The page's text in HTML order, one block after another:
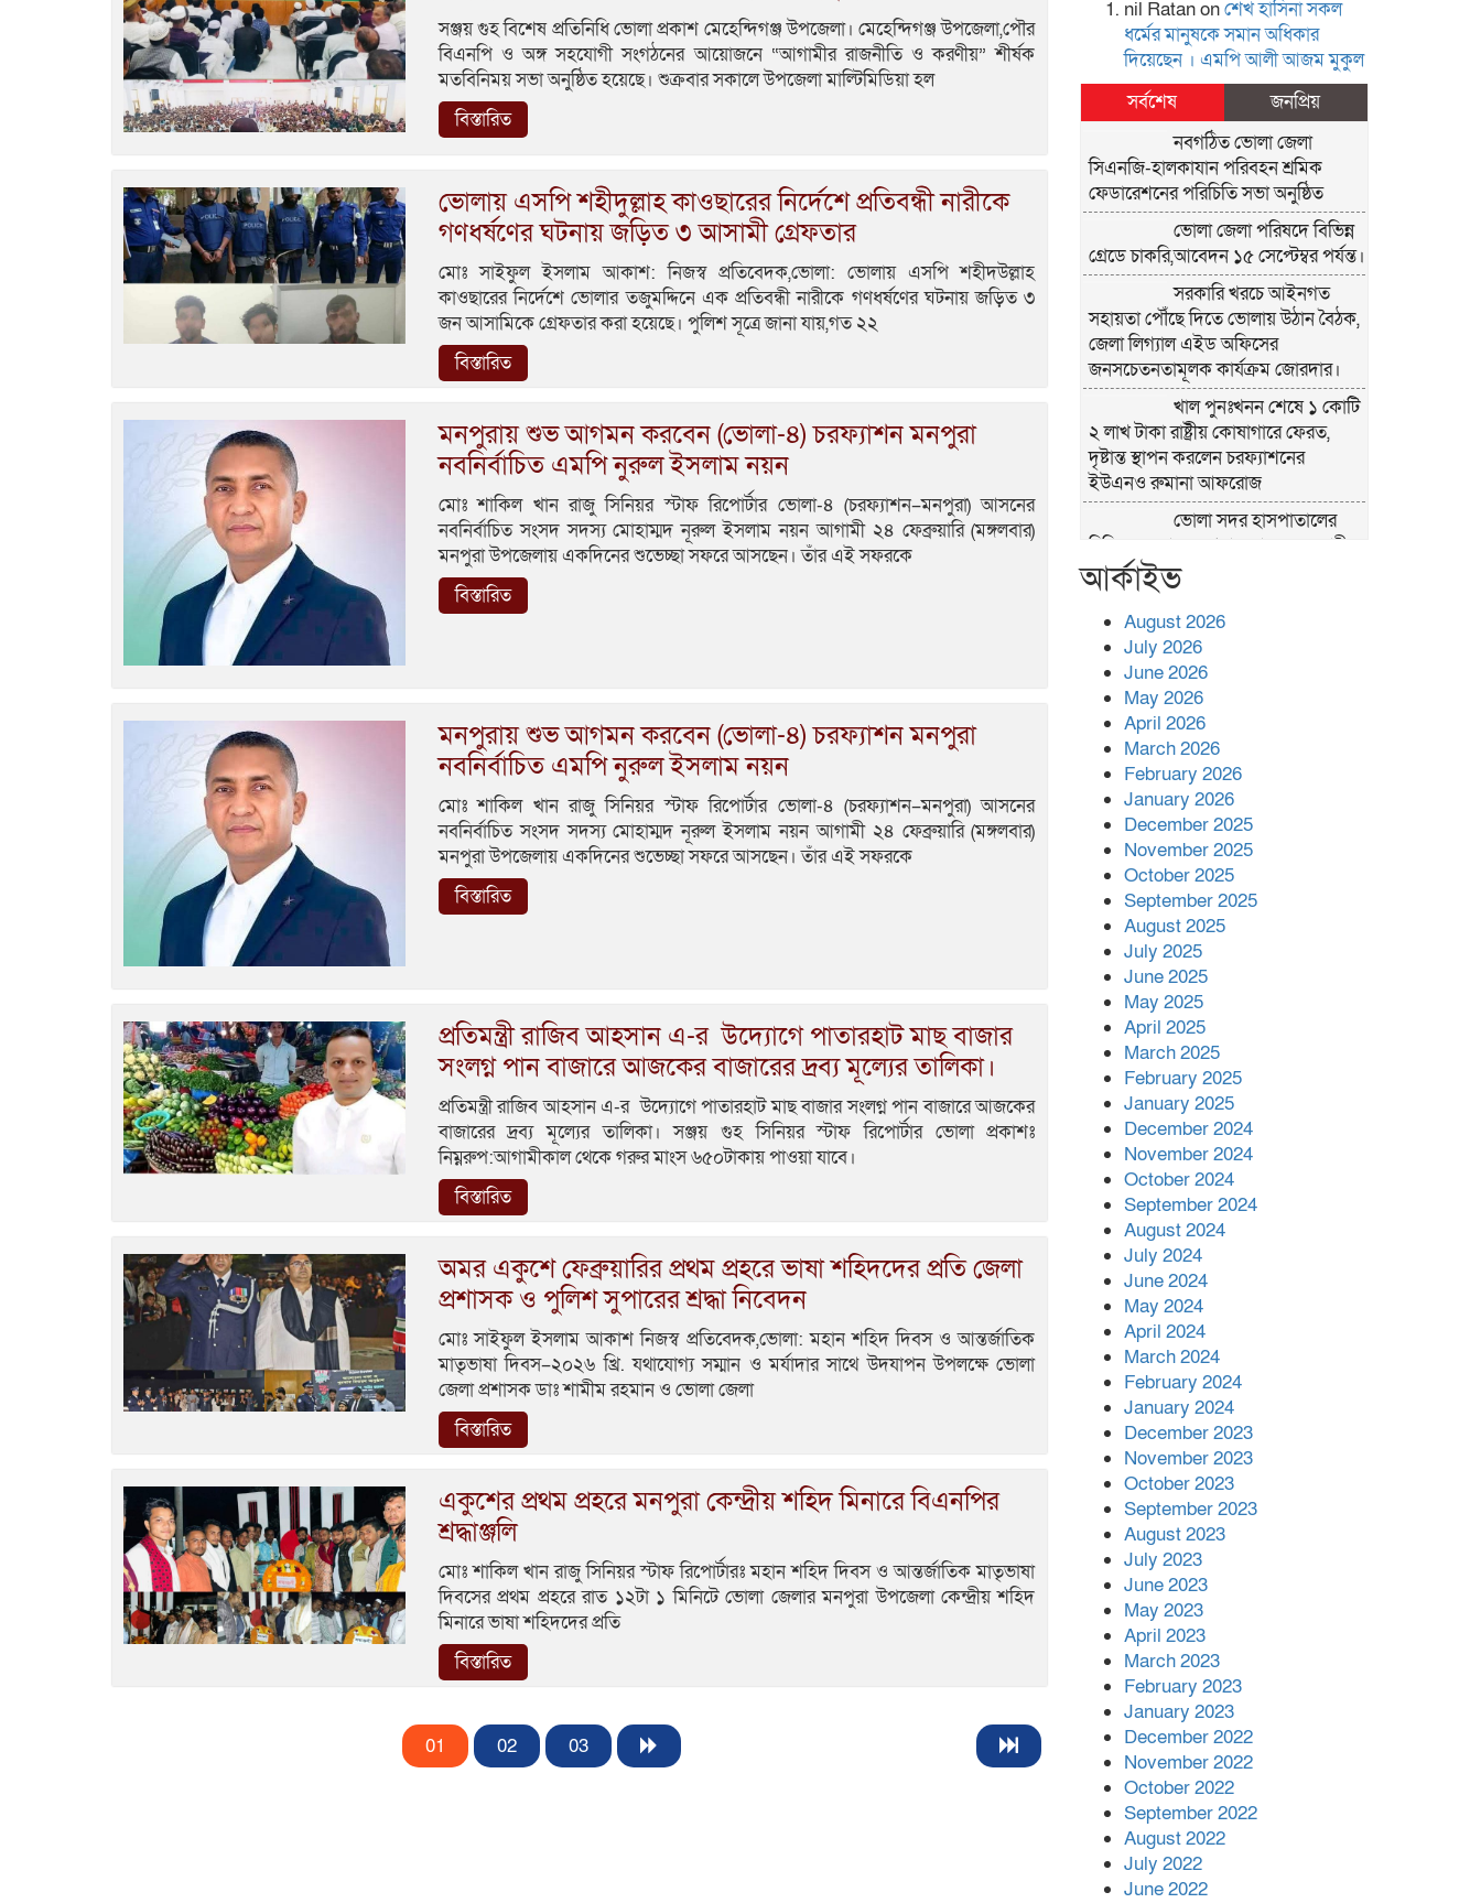
পরিবারের জন্য আশীর্বাদ ও দোয়া
করবেন।
সঞ্জয় গুহ বিশেষ প্রতিনিধি ভোলা প্রকাশ মেহেন্দিগঞ্জ উপজেলা। মেহেন্দিগঞ্জ উপজেলা,পৌর
বিএনপি ও অঙ্গ সহযোগী সংগঠনের আয়োজনে “আগামীর রাজনীতি ও করণীয়” শীর্ষক
মতবিনিময় সভা অনুষ্ঠিত হয়েছে। শুক্রবার সকালে উপজেলা মাল্টিমিডিয়া হল
বিস্তারিত
ভোলায় এসপি শহীদুল্লাহ কাওছারের নির্দেশে প্রতিবন্ধী নারীকে
গণধর্ষণের ঘটনায় জড়িত ৩ আসামী গ্রেফতার
মোঃ সাইফুল ইসলাম আকাশ: নিজস্ব প্রতিবেদক,ভোলা: ভোলায় এসপি শহীদউল্লাহ
কাওছারের নির্দেশে ভোলার তজুমদ্দিনে এক প্রতিবন্ধী নারীকে গণধর্ষণের ঘটনায় জড়িত ৩
জন আসামিকে গ্রেফতার করা হয়েছে। পুলিশ সূত্রে জানা যায়,গত ২২
বিস্তারিত
মনপুরায় শুভ আগমন করবেন (ভোলা-৪) চরফ্যাশন মনপুরা
নবনির্বাচিত এমপি নুরুল ইসলাম নয়ন
মোঃ শাকিল খান রাজু সিনিয়র স্টাফ রিপোর্টার ভোলা-৪ (চরফ্যাশন–মনপুরা) আসনের
নবনির্বাচিত সংসদ সদস্য মোহাম্মদ নূরুল ইসলাম নয়ন আগামী ২৪ ফেব্রুয়ারি (মঙ্গলবার)
মনপুরা উপজেলায় একদিনের শুভেচ্ছা সফরে আসছেন। তাঁর এই সফরকে
বিস্তারিত
মনপুরায় শুভ আগমন করবেন (ভোলা-৪) চরফ্যাশন মনপুরা
নবনির্বাচিত এমপি নুরুল ইসলাম নয়ন
মোঃ শাকিল খান রাজু সিনিয়র স্টাফ রিপোর্টার ভোলা-৪ (চরফ্যাশন–মনপুরা) আসনের
নবনির্বাচিত সংসদ সদস্য মোহাম্মদ নূরুল ইসলাম নয়ন আগামী ২৪ ফেব্রুয়ারি (মঙ্গলবার)
মনপুরা উপজেলায় একদিনের শুভেচ্ছা সফরে আসছেন। তাঁর এই সফরকে
বিস্তারিত
প্রতিমন্ত্রী রাজিব আহসান এ-র উদ্যোগে পাতারহাট মাছ বাজার
সংলগ্ন পান বাজারে আজকের বাজারের দ্রব্য মূল্যের তালিকা।
প্রতিমন্ত্রী রাজিব আহসান এ-র উদ্যোগে পাতারহাট মাছ বাজার সংলগ্ন পান বাজারে আজকের
বাজারের দ্রব্য মূল্যের তালিকা। সঞ্জয় গুহ সিনিয়র স্টাফ রিপোর্টার ভোলা প্রকাশঃ
নিম্নরুপ:আগামীকাল থেকে গরুর মাংস ৬৫০টাকায় পাওয়া যাবে।
বিস্তারিত
অমর একুশে ফেব্রুয়ারির প্রথম প্রহরে ভাষা শহিদদের প্রতি জেলা
প্রশাসক ও পুলিশ সুপারের শ্রদ্ধা নিবেদন
মোঃ সাইফুল ইসলাম আকাশ নিজস্ব প্রতিবেদক,ভোলা: মহান শহিদ দিবস ও আন্তর্জাতিক
মাতৃভাষা দিবস–২০২৬ খ্রি. যথাযোগ্য সম্মান ও মর্যাদার সাথে উদযাপন উপলক্ষে ভোলা
জেলা প্রশাসক ডাঃ শামীম রহমান ও ভোলা জেলা
বিস্তারিত
একুশের প্রথম প্রহরে মনপুরা কেন্দ্রীয় শহিদ মিনারে বিএনপির
শ্রদ্ধাঞ্জলি
মোঃ শাকিল খান রাজু সিনিয়র স্টাফ রিপোর্টারঃ মহান শহিদ দিবস ও আন্তর্জাতিক মাতৃভাষা
দিবসের প্রথম প্রহরে রাত ১২টা ১ মিনিটে ভোলা জেলার মনপুরা উপজেলা কেন্দ্রীয় শহিদ
মিনারে ভাষা শহিদদের প্রতি
বিস্তারিত
01 02 03
nil Ratanonশেখ হা‌সিনা সকল
ধ‌র্মের মানু‌ষকে সমান অ‌ধিকার
দি‌য়ে‌ছেন । এম‌পি আলী আজম মুকুল
সর্বশেষ
জনপ্রিয়
নবগঠিত ভোলা জেলা
সিএনজি-হালকাযান পরিবহন শ্রমিক
ফেডারেশনের পরিচিতি সভা অনুষ্ঠিত
ভোলা জেলা পরিষদে বিভিন্ন
গ্রেডে চাকরি,আবেদন ১৫ সেপ্টেম্বর পর্যন্ত।
সরকারি খরচে আইনগত
সহায়তা পৌঁছে দিতে ভোলায় উঠান বৈঠক,
জেলা লিগ্যাল এইড অফিসের
জনসচেতনতামূলক কার্যক্রম জোরদার।
খাল পুনঃখনন শেষে ১ কোটি
২ লাখ টাকা রাষ্ট্রীয় কোষাগারে ফেরত,
দৃষ্টান্ত স্থাপন করলেন চরফ্যাশনের
ইউএনও রুমানা আফরোজ
ভোলা সদর হাসপাতালের
চিকিৎসক ডা.শুভ প্রসাদ দাসের সহকারী
অধ্যাপক পদে পদোন্নতি।
হঠাৎ সদর হাসপাতালে
এমপি পার্থ,রোগীদের পাশে
দাঁড়িয়ে শুনলেন সেবার বাস্তব চিত্র
খাল পুনঃখননে
সাশ্রয়,সরকারি কোষাগারে
ফিরল ২ কোটি ২০ লাখ টাকা।সততার
অনন্য দৃষ্টান্ত স্থাপন করলেন ইউএনও
বেদবতী মিস্ত্রী।
‘জ্বিন হাজিরে স্বর্ণ দ্বিগুণ’—
প্রতারণার ফাঁদে ১৭
নারী,দুলারহাটে চক্রের ৪ সদস্য গ্রেফতার।
৩০ জুলাই একযোগে
এসএসসির ফল প্রকাশ।
বোরহানউদ্দিনে জমি নিয়ে
বিরোধের জেরে সংঘবদ্ধ
হামলার অভিযোগ,নারীসহ আ’হত ৫
আর্কাইভ
August 2026
July 2026
June 2026
May 2026
April 2026
March 2026
February 2026
January 2026
December 2025
November 2025
October 2025
September 2025
August 2025
July 2025
June 2025
May 2025
April 2025
March 2025
February 2025
January 2025
December 2024
November 2024
October 2024
September 2024
August 2024
July 2024
June 2024
May 2024
April 2024
March 2024
February 2024
January 2024
December 2023
November 2023
October 2023
September 2023
August 2023
July 2023
June 2023
May 2023
April 2023
March 2023
February 2023
January 2023
December 2022
November 2022
October 2022
September 2022
August 2022
July 2022
June 2022